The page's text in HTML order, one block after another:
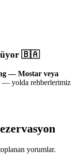
🇧🇦
— Mostar veya
— yolda rehberlerimiz
yorumlar.